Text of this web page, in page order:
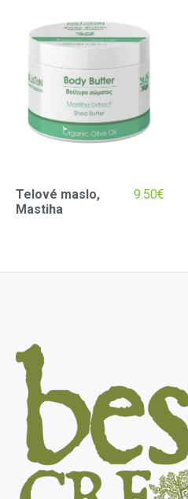
Telové maslo,
Mastiha
9.50€